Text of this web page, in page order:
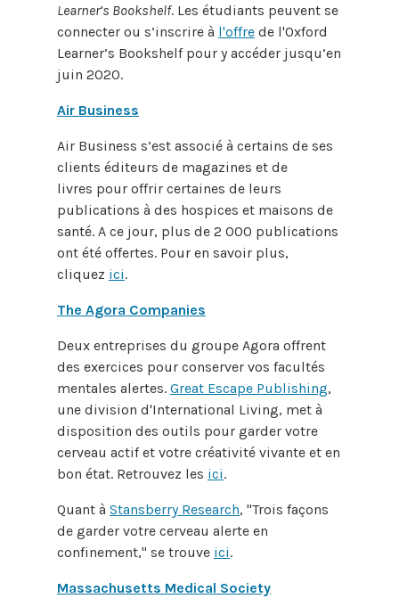
Learner’s Bookshelf. Les étudiants peuvent se
connecter ou s’inscrire à l'offre de l'Oxford
Learner’s Bookshelf pour y accéder jusqu’en
juin 2020.
Air Business
Air Business s’est associé à certains de ses
clients éditeurs de magazines et de
livres pour offrir certaines de leurs
publications à des hospices et maisons de
santé. A ce jour, plus de 2 000 publications
ont été offertes. Pour en savoir plus,
cliquez ici.
The Agora Companies
Deux entreprises du groupe Agora offrent
des exercices pour conserver vos facultés
mentales alertes. Great Escape Publishing,
une division d'International Living, met à
disposition des outils pour garder votre
cerveau actif et votre créativité vivante et en
bon état. Retrouvez les ici.
Quant à Stansberry Research, "Trois façons
de garder votre cerveau alerte en
confinement," se trouve ici.
Massachusetts Medical Society